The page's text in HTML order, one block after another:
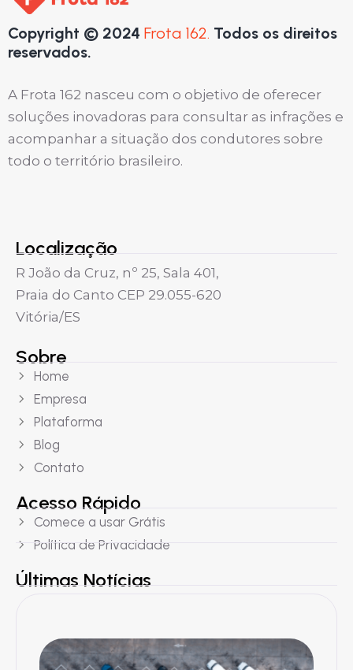
Copyright © 2024 Frota 162. Todos os direitos
reservados.
A Frota 162 nasceu com o objetivo de oferecer
soluções inovadoras para consultar as infrações e
acompanhar a situação dos condutores sobre
todo o território brasileiro.
Localização
R João da Cruz, nº 25, Sala 401,
Praia do Canto CEP 29.055-620
Vitória/ES
Sobre
Home
Empresa
Plataforma
Blog
Contato
Acesso Rápido
Comece a usar Grátis
Política de Privacidade
Últimas Notícias